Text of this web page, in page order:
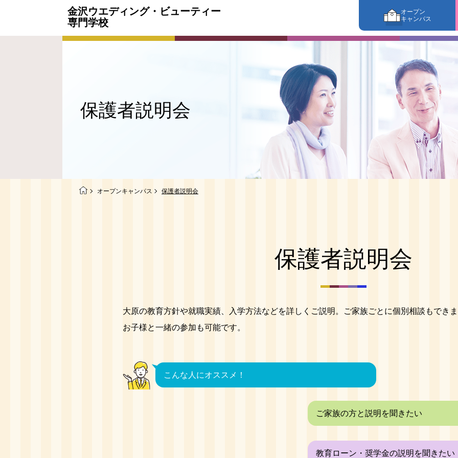
金沢ウエディング・ ビューティー
専門学校
オープン
キャンパス
保護者説明会
オープンキャンパス 保護者説明会
保護者説明会
大原の教育方針や就職実績、入学方法などを詳しくご説明。ご家族ごとに個別相談もでき
お子様と一緒の参加も可能です。
こんな人にオススメ！
ご家族の方と説明を聞きたい
教育ローン・奨学金の説明を聞きたい